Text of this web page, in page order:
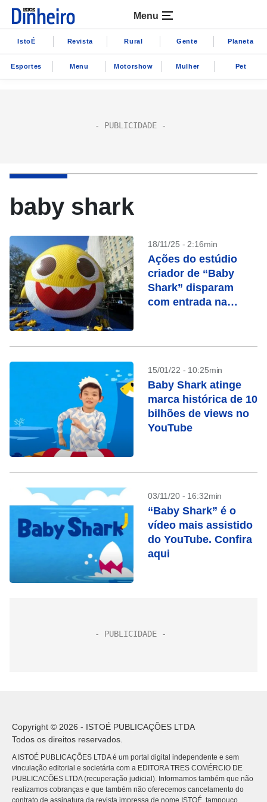
Menu
IstoÉ Revista Rural Gente Planeta
Esportes Menu Motorshow Mulher Pet
baby shark
18/11/25 - 2:16min
Ações do estúdio
criador de “Baby
Shark” disparam
com entrada na
15/01/22 - 10:25min
Baby Shark atinge
marca histórica de 10
bilhões de views no
YouTube
03/11/20 - 16:32min
“Baby Shark” é o
vídeo mais assistido
do YouTube. Confira
aqui
Copyright © 2026 - ISTOÉ PUBLICAÇÕES LTDA
Todos os direitos reservados.
A ISTOÉ PUBLICAÇÕES LTDA é um portal digital independente e sem
vinculação editorial e societária com a EDITORA TRES COMÉRCIO DE
PUBLICACÕES LTDA (recuperação judicial). Informamos também que não
realizamos cobranças e que também não oferecemos cancelamento do
contrato de assinatura da revista impressa de nome ISTOÉ, tampouco